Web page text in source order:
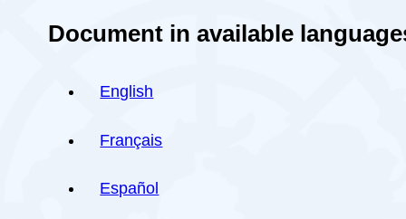
Document in available
English
Français
Español